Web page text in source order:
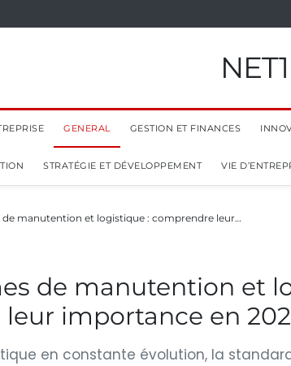
GENERAL GESTION ET FINANCES
STRATÉGIE ET DÉVELOPPEMENT VIE
manutention et logistique : comprendre leur…
de manutention et
importance en
en constante évolution, la